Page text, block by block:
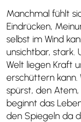
Manchmal fühlt
Eindrücken,
selbst im Wind
unsichtbar, stark.
Welt liegen Kraft
erschüttern
spürst, den
beginnt das
den Spiegeln da